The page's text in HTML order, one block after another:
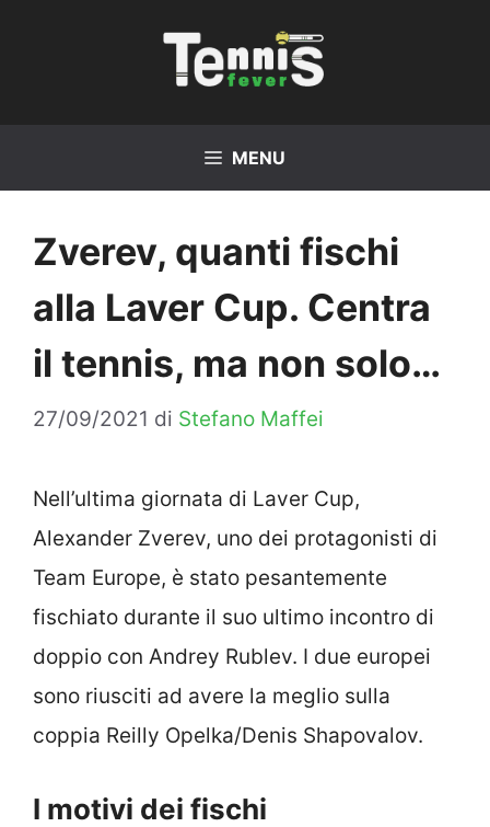
MENU
Zverev, quanti fischi
alla Laver Cup. Centra
il tennis, ma non solo…
27/09/2021 di Stefano Maffei
Nell’ultima giornata di Laver Cup,
Alexander Zverev, uno dei protagonisti di
Team Europe, è stato pesantemente
fischiato durante il suo ultimo incontro di
doppio con Andrey Rublev. I due europei
sono riusciti ad avere la meglio sulla
coppia Reilly Opelka/Denis Shapovalov.
I motivi dei fischi